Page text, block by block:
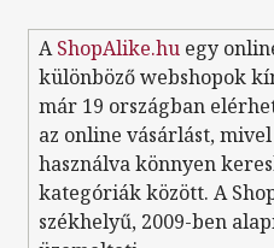
AShopAlike.huegy
különböző webshopok
már 19 országban
az online vásárlást,
használva könnyen
kategóriák között. A
székhelyű, 2009-ben